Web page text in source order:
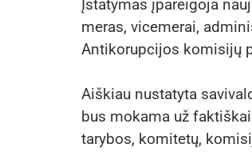
Įstatymas įpareigoja
meras, vicemerai,
Antikorupcijos komisijų
Aiškiau nustatyta
bus mokama už
tarybos, komitetų,